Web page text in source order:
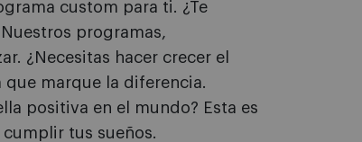
custom para ti. ¿Te
programas,
¿Necesitas hacer crecer el
que marque la diferencia.
positiva en el mundo? Esta es
tus sueños.